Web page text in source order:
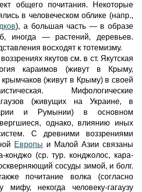
общего почитания. Некоторые
в человеческом облике (напр.,
), а большая часть — в образе
иногда — растений, деревьев.
восходят к тотемизму.
якутов см. в ст. Якутская
караимов (живут в Крыму,
(живут в Крыму) в своей
Мифологические
(живущих на Украине, в
и Румынии) в основном
однако, влиянию иных
С древними воззрениями
Европы и Малой Азии связаны
конджо (ср. тур. конджолос, кара-
сосуды зимой, и болг.
почитание волка (согласно
мифу, некогда человеку-гагаузу